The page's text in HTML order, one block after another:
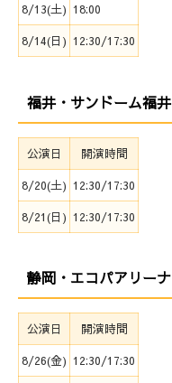
8/13(土) 18:00
8/14(日) 12:30/17:30
福井・サンドーム福井
公演日 開演時間
8/20(土) 12:30/17:30
8/21(日) 12:30/17:30
静岡・エコパアリーナ
公演日 開演時間
8/26(金) 12:30/17:30